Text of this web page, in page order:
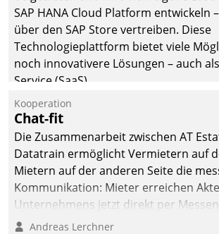
SAP HANA Cloud Platform entwickeln
über den SAP Store vertreiben. Diese
Technologieplattform bietet viele
noch innovativere Lösungen – auch
Service (SaaS).
Kooperation
Chat-fit
Die Zusammenarbeit zwischen AT
Datatrain ermöglicht Vermietern auf
Mietern auf der anderen Seite die
Kommunikation: Mieter erreichen
Unternehmens jetzt direkt per
Mitarbeiter oder Dienstleister
Andreas Lerchner